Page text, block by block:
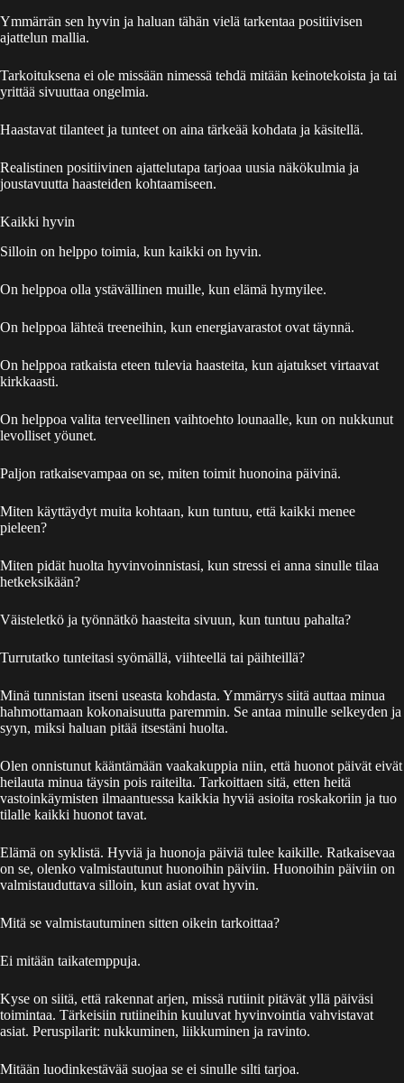
Ymmärrän sen hyvin ja haluan tähän vielä tarkentaa positiivisen
ajattelun mallia.
Tarkoituksena ei ole missään nimessä tehdä mitään keinotekoista ja tai
yrittää sivuuttaa ongelmia.
Haastavat tilanteet ja tunteet on aina tärkeää kohdata ja käsitellä.
Realistinen positiivinen ajattelutapa tarjoaa uusia näkökulmia ja
joustavuutta haasteiden kohtaamiseen.
Kaikki hyvin
Silloin on helppo toimia, kun kaikki on hyvin.
On helppoa olla ystävällinen muille, kun elämä hymyilee.
On helppoa lähteä treeneihin, kun energiavarastot ovat täynnä.
On helppoa ratkaista eteen tulevia haasteita, kun ajatukset virtaavat
kirkkaasti.
On helppoa valita terveellinen vaihtoehto lounaalle, kun on nukkunut
levolliset yöunet.
Paljon ratkaisevampaa on se, miten toimit huonoina päivinä.
Miten käyttäydyt muita kohtaan, kun tuntuu, että kaikki menee
pieleen?
Miten pidät huolta hyvinvoinnistasi, kun stressi ei anna sinulle tilaa
hetkeksikään?
Väisteletkö ja työnnätkö haasteita sivuun, kun tuntuu pahalta?
Turrutatko tunteitasi syömällä, viihteellä tai päihteillä?
Minä tunnistan itseni useasta kohdasta. Ymmärrys siitä auttaa minua
hahmottamaan kokonaisuutta paremmin. Se antaa minulle selkeyden ja
syyn, miksi haluan pitää itsestäni huolta.
Olen onnistunut kääntämään vaakakuppia niin, että huonot päivät eivät
heilauta minua täysin pois raiteilta. Tarkoittaen sitä, etten heitä
vastoinkäymisten ilmaantuessa kaikkia hyviä asioita roskakoriin ja tuo
tilalle kaikki huonot tavat.
Elämä on syklistä. Hyviä ja huonoja päiviä tulee kaikille. Ratkaisevaa
on se, olenko valmistautunut huonoihin päiviin. Huonoihin päiviin on
valmistauduttava silloin, kun asiat ovat hyvin.
Mitä se valmistautuminen sitten oikein tarkoittaa?
Ei mitään taikatemppuja.
Kyse on siitä, että rakennat arjen, missä rutiinit pitävät yllä päiväsi
toimintaa. Tärkeisiin rutiineihin kuuluvat hyvinvointia vahvistavat
asiat. Peruspilarit: nukkuminen, liikkuminen ja ravinto.
Mitään luodinkestävää suojaa se ei sinulle silti tarjoa.